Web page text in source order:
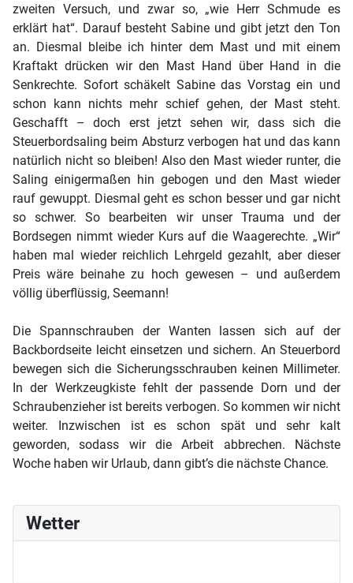
Wetter
zweiten Versuch, und zwar so, „wie Herr Schmude es
erklärt hat“. Darauf besteht Sabine und gibt jetzt den Ton
an. Diesmal bleibe ich hinter dem Mast und mit einem
Kraftakt drücken wir den Mast Hand über Hand in die
Senkrechte. Sofort schäkelt Sabine das Vorstag ein und
schon kann nichts mehr schief gehen, der Mast steht.
Geschafft – doch erst jetzt sehen wir, dass sich die
Steuerbordsaling beim Absturz verbogen hat und das kann
natürlich nicht so bleiben! Also den Mast wieder runter, die
Saling einigermaßen hin gebogen und den Mast wieder
rauf gewuppt. Diesmal geht es schon besser und gar nicht
so schwer. So bearbeiten wir unser Trauma und der
Bordsegen nimmt wieder Kurs auf die Waagerechte. „Wir“
haben mal wieder reichlich Lehrgeld gezahlt, aber dieser
Preis wäre beinahe zu hoch gewesen – und außerdem
völlig überflüssig, Seemann!
Die Spannschrauben der Wanten lassen sich auf der
Backbordseite leicht einsetzen und sichern. An Steuerbord
bewegen sich die Sicherungsschrauben keinen Millimeter.
In der Werkzeugkiste fehlt der passende Dorn und der
Schraubenzieher ist bereits verbogen. So kommen wir nicht
weiter. Inzwischen ist es schon spät und sehr kalt
geworden, sodass wir die Arbeit abbrechen. Nächste
Woche haben wir Urlaub, dann gibt’s die nächste Chance.